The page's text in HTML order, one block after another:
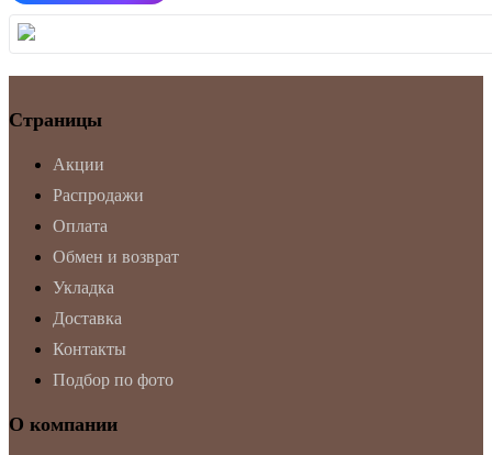
Страницы
Акции
Распродажи
Оплата
Обмен и возврат
Укладка
Доставка
Контакты
Подбор по фото
О компании